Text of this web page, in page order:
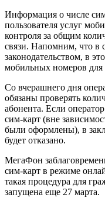
Информация о числе
пользователя услуг
контроля за общим
связи. Напомним, что в
законодательством, в
мобильных номеров
Со вчерашнего дня
обязаны проверять
абонента. Если
сим-карт (вне
были оформлены), в
будет отказано.
МегаФон
сим-карт в режиме
такая процедура для
запущена еще 27 марта.